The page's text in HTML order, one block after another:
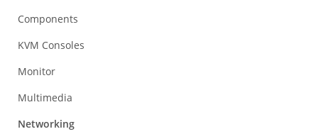
Components
KVM Consoles
Monitor
Multimedia
Networking